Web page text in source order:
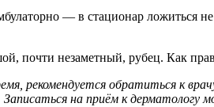
— в стационар ложиться
почти незаметный, рубец. Как
рекомендуется обратиться к
на приём к дерматологу